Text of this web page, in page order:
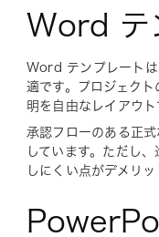
Word テ
Word テンプレート
適です。プロジェク
明を自由なレイアウト
承認フローのある正
しています。ただし
しにくい点がデメリッ